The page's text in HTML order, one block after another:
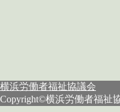
横浜労働者福祉協議会
Copyright©横浜労働者福祉